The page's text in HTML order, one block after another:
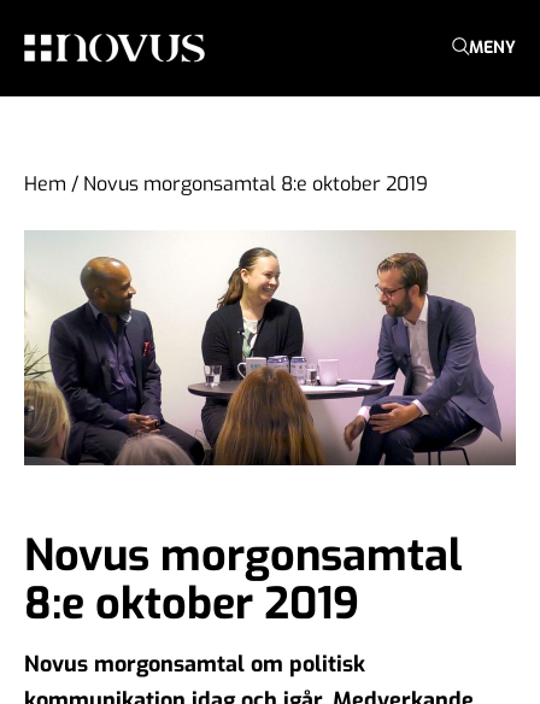
MENY
Hem / Novus morgonsamtal 8:e oktober 2019
Novus morgonsamtal
8:e oktober 2019
Novus morgonsamtal om politisk